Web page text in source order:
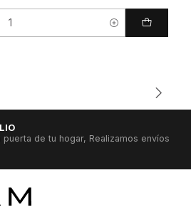
de tu hogar, Realizamos envíos